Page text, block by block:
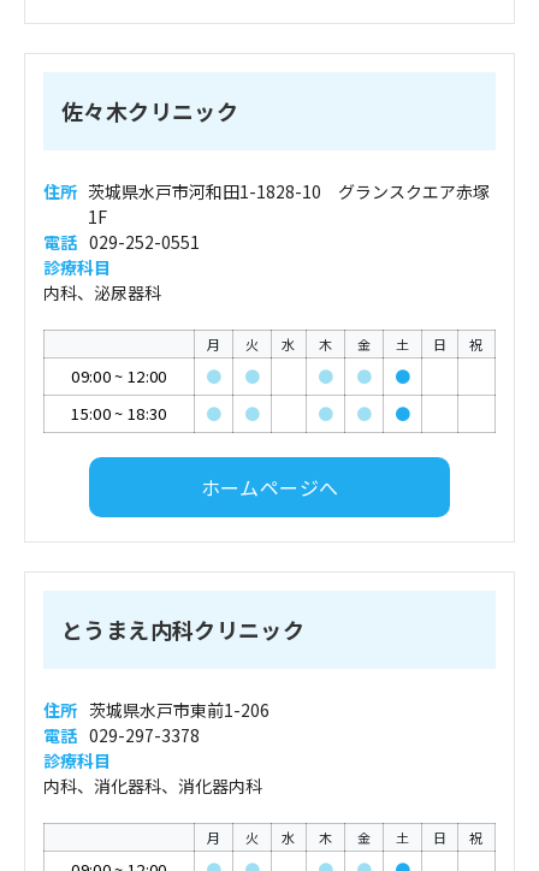
佐々木クリニック
住所 茨城県水戸市河和田1-1828-10 グランスクエア赤塚
1F
電話 029-252-0551
診療科目
内科、泌尿器科
月 火 水 木 金 土 日 祝
09:00~ 12:00 ● ● ● ●
●
15:00~ 18:30 ● ● ● ● ●
ホームページへ
とうまえ内科クリニック
住所 茨城県水戸市東前1-206
電話 029-297-3378
診療科目
内科、消化器科、消化器内科
月 火 水 木 金 土 日 祝